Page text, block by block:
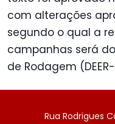
com alterações
segundo o qual a
campanhas será
de Rodagem
Rua Rodrigues